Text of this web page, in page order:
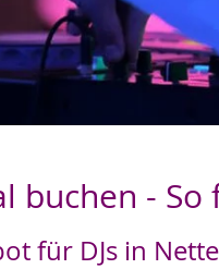
buchen -
für DJs in